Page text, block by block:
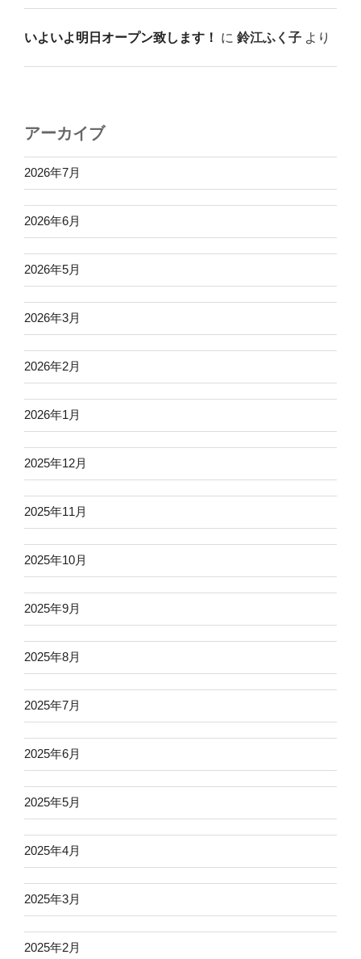
いよいよ明日オープン致します！ に 鈴江ふく子 より
アーカイブ
2026年7月
2026年6月
2026年5月
2026年3月
2026年2月
2026年1月
2025年12月
2025年11月
2025年10月
2025年9月
2025年8月
2025年7月
2025年6月
2025年5月
2025年4月
2025年3月
2025年2月